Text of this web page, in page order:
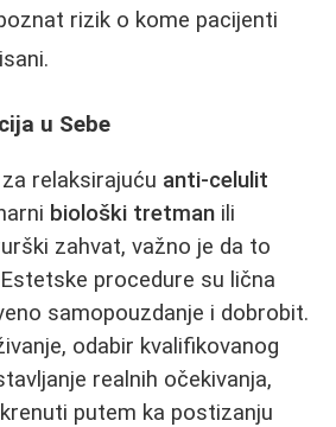
rizik o kome pacijenti
u Sebe
relaksirajuću anti-celulit
biološki tretman ili
zahvat, važno je da to
procedure su lična
samopouzdanje i dobrobit.
odabir kvalifikovanog
realnih očekivanja,
putem ka postizanju